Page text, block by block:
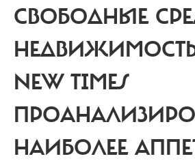
СВОБОДНЫЕ
NEW TIMES
НАИБОЛЕЕ